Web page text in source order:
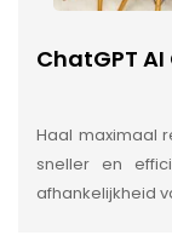
ChatGPT
Haal maximaal
sneller en
afhankelijkheid